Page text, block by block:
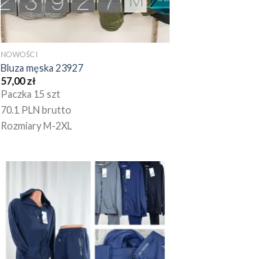
NOWOŚCI
Bluza męska 23927
57,00zł
Paczka 15 szt
70.1 PLN brutto
Rozmiary M-2XL